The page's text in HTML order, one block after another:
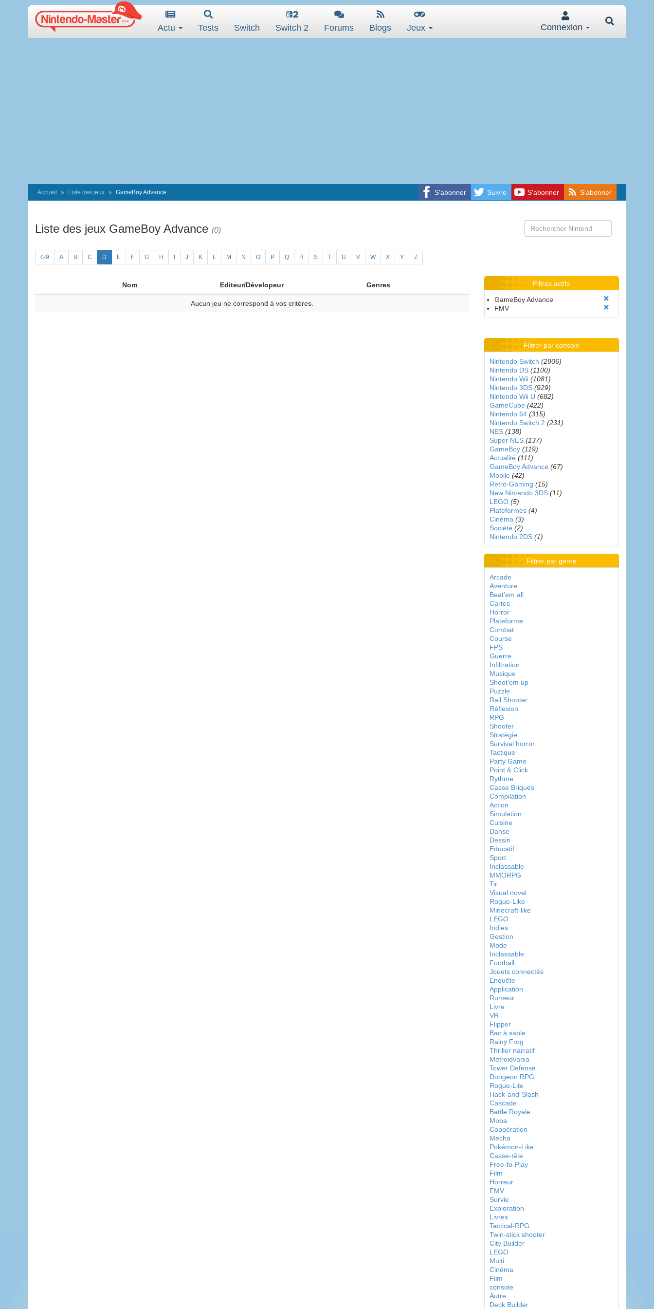
Actu Tests Switch Switch 2 Forums Blogs Jeux Connexion
S'abonner Suivre S'abonner S'abonner
Accueil Liste des jeux GameBoy Advance
Liste des jeux GameBoy Advance (0)
0-9 A B C D E F G H J K L M N O P Q R S T U V W X Y Z
Nom Editeur/Dévelopeur Genres
Aucun jeu ne correspond à vos critères.
Filtres actifs
GameBoy Advance
FMV
Filtrer par console
Nintendo Switch (2906)
Nintendo DS (1100)
Nintendo Wii (1081)
Nintendo 3DS (929)
Nintendo Wii U (682)
GameCube (422)
Nintendo 64 (315)
Nintendo Switch 2 (231)
NES (138)
Super NES (137)
GameBoy (119)
Actualité (111)
GameBoy Advance (67)
Mobile (42)
Retro-Gaming (15)
New Nintendo 3DS (11)
LEGO (5)
Plateformes (4)
Cinéma (3)
Société (2)
Nintendo 2DS (1)
Filtrer par genre
Arcade
Aventure
Beat'em all
Cartes
Horror
Plateforme
Combat
Course
FPS
Guerre
Infiltration
Musique
Shoot'em up
Puzzle
Rail Shooter
Réflexion
RPG
Shooter
Stratégie
Survival horror
Tactique
Party Game
Point & Click
Rythme
Casse Briques
Compilation
Action
Simulation
Cuisine
Danse
Dessin
Educatif
Sport
Inclassable
MMORPG
Tir
Visual novel
Rogue-Like
Minecraft-like
LEGO
Indies
Gestion
Mode
Inclassable
Football
Jouets connectés
Enquête
Application
Rumeur
Livre
VR
Flipper
Bac à sable
Rainy Frog
Thriller narratif
Metroidvania
Tower Defense
Dungeon RPG
Rogue-Lite
Hack-and-Slash
Cascade
Battle Royale
Moba
Coopération
Mecha
Pokémon-Like
Casse-tête
Free-to-Play
Film
Horreur
FMV
Survie
Exploration
Livres
Tactical-RPG
Twin-stick shooter
City Builder
LEGO
Multi
Cinéma
Film
console
Autre
Deck Builder